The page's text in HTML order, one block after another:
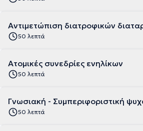
Αντιμετώπιση διατροφικών
50 λεπτά
Ατομικές συνεδρίες ενηλίκων
50 λεπτά
Γνωσιακή - Συμπεριφοριστική
50 λεπτά